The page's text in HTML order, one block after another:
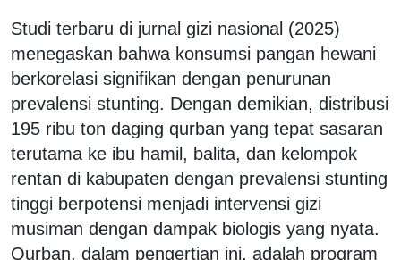
Studi terbaru di jurnal gizi nasional (2025)
menegaskan bahwa konsumsi pangan hewani
berkorelasi signifikan dengan penurunan
prevalensi stunting. Dengan demikian, distribusi
195 ribu ton daging qurban yang tepat sasaran
terutama ke ibu hamil, balita, dan kelompok
rentan di kabupaten dengan prevalensi stunting
tinggi berpotensi menjadi intervensi gizi
musiman dengan dampak biologis yang nyata.
Qurban, dalam pengertian ini, adalah program